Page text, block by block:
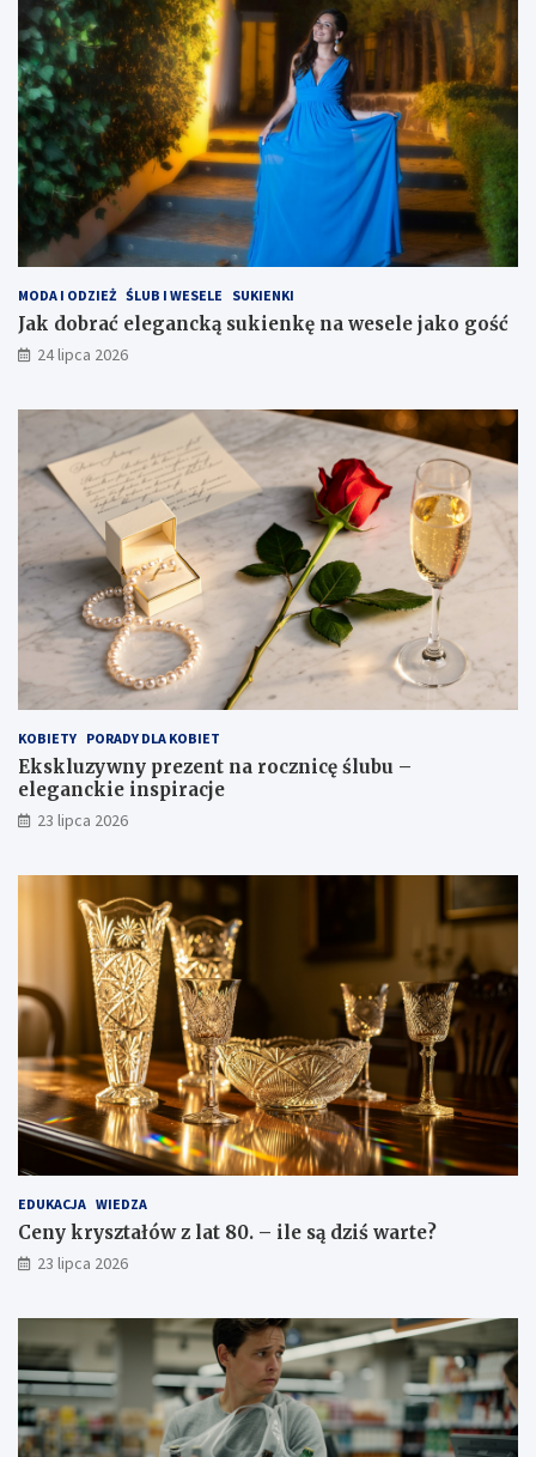
MODA I ODZIEŻ ŚLUB I WESELE SUKIENKI
Jak dobrać elegancką sukienkę na wesele jako gość
24 lipca 2026
KOBIETY PORADY DLA KOBIET
Ekskluzywny prezent na rocznicę ślubu –
eleganckie inspiracje
23 lipca 2026
EDUKACJA WIEDZA
Ceny kryształów z lat 80. – ile są dziś warte?
23 lipca 2026